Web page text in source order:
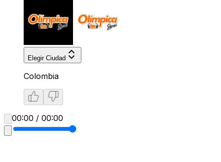
Elegir Ciudad
Colombia
00:00 / 00:00